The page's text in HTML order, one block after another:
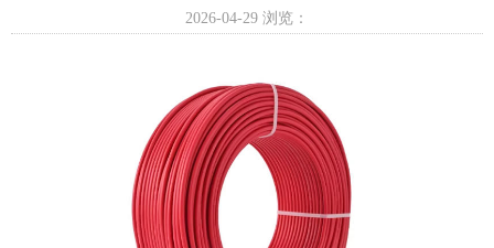
2026-04-29 浏览：